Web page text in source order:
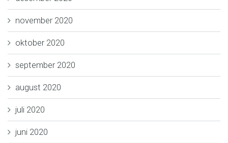
november 2020
oktober 2020
september 2020
august 2020
juli 2020
juni 2020